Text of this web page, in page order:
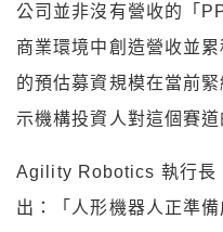
公司並非沒有營收的「
商業環境中創造營收並
的預估募資規模在當前
示機構投資人對這個賽道
Agility Robotics 執行長
出：「人形機器人正準